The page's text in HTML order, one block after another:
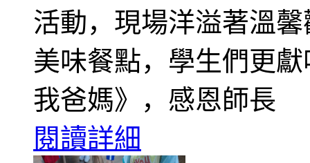
活動，現場洋溢著溫
美味餐點，學生們更
我爸媽》，感恩師長
閱讀詳細